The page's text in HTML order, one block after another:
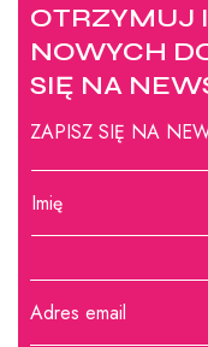
OTRZYMUJ
NOWYCH
SIĘ NA
ZAPISZ SIĘ NA